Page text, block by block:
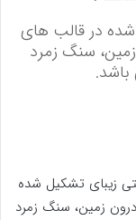
در قالب های
سنگ زمرد
زیبای تشکیل شده
زمین، سنگ زمرد